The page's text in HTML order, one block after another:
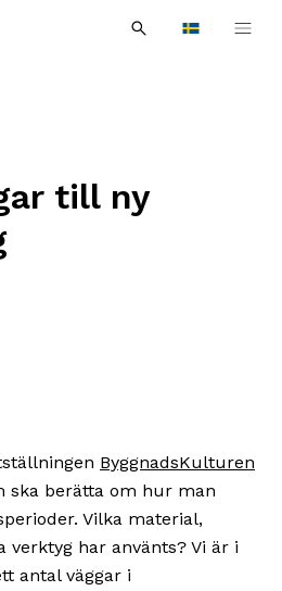
Languages
Sök
till ny
ByggnadsKulturen
ska berätta om hur man
Vilka material,
verktyg har använts? Vi är i
antal väggar i